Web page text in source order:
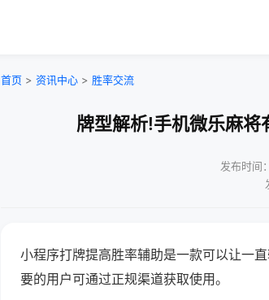
首页 > 资讯中心 > 胜率交流
牌型解析!手机微乐麻将
发布时间
小程序打牌提高胜率辅助是一款可以让一
要的用户可通过正规渠道获取使用。